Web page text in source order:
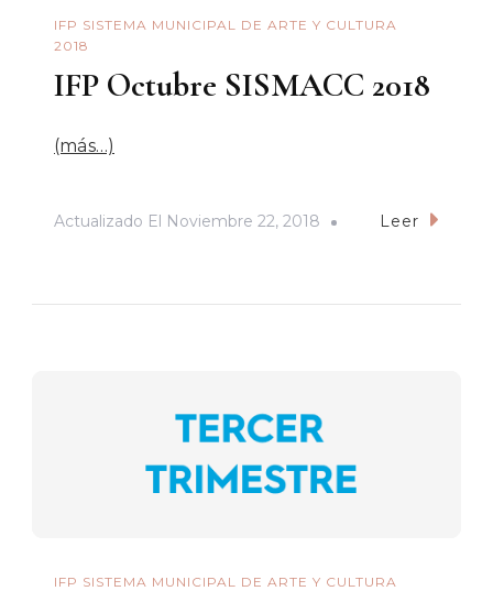
IFP SISTEMA MUNICIPAL DE ARTE Y CULTURA
2018
IFP Octubre SISMACC 2018
(más…)
Actualizado El Noviembre 22, 2018 Leer
IFP SISTEMA MUNICIPAL DE ARTE Y CULTURA